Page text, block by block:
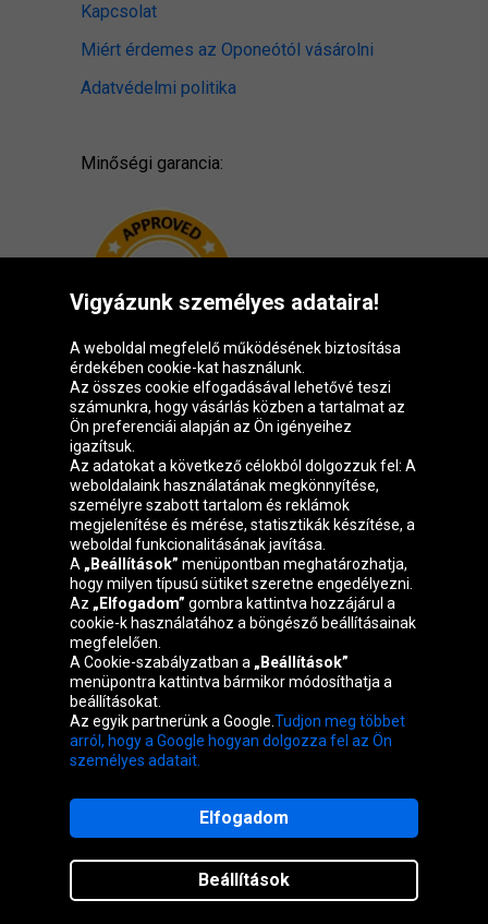
Kapcsolat
Miért érdemes az Oponeótól vásárolni
Adatvédelmi politika
Minőségi garancia:
Oponeo csoport
Belgique
Česká
republika
Deutschland
España
Österreich Polska
Slovenská
republika
United
Kingdom
Vigyázunk személyes adataira!
A weboldal megfelelő működésének biztosítása
érdekében cookie-kat használunk.
Az összes cookie elfogadásával lehetővé teszi
számunkra, hogy vásárlás közben a tartalmat az
Ön preferenciái alapján az Ön igényeihez
igazítsuk.
Az adatokat a következő célokból dolgozzuk fel: A
weboldalaink használatának megkönnyítése,
személyre szabott tartalom és reklámok
megjelenítése és mérése, statisztikák készítése, a
weboldal funkcionalitásának javítása.
A „Beállítások” menüpontban meghatározhatja,
hogy milyen típusú sütiket szeretne engedélyezni.
Az „Elfogadom” gombra kattintva hozzájárul a
cookie-k használatához a böngésző beállításainak
megfelelően.
A Cookie-szabályzatban a „Beállítások”
menüpontra kattintva bármikor módosíthatja a
beállításokat.
Az egyik partnerünk a Google. Tudjon meg többet
arról, hogy a Google hogyan dolgozza fel az Ön
személyes adatait.
Beállítások
Elfogadom